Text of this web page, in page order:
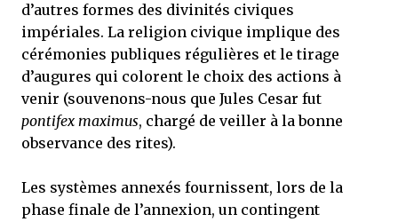
d’autres formes des divinités civiques
impériales. La religion civique implique des
cérémonies publiques régulières et le tirage
d’augures qui colorent le choix des actions à
venir (souvenons-nous que Jules Cesar fut
pontifex maximus, chargé de veiller à la bonne
observance des rites).
Les systèmes annexés fournissent, lors de la
phase finale de l’annexion, un contingent